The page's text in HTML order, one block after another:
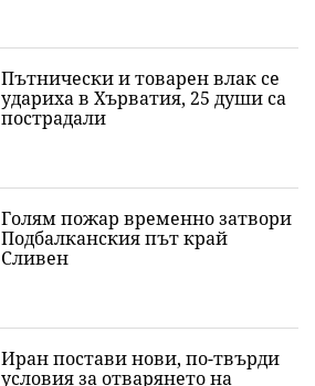
Пътнически и товарен влак се
удариха в Хърватия, 25 души са
пострадали
Голям пожар временно затвори
Подбалканския път край
Сливен
Иран постави нови, по-твърди
условия за отварянето на